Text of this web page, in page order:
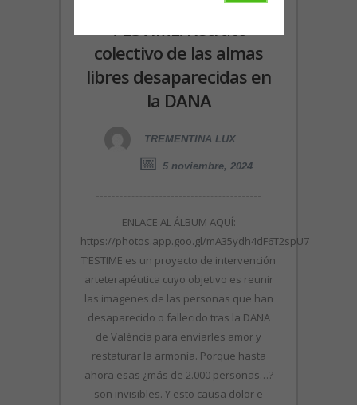
T’ESTIME. Retrato
colectivo de las almas
libres desaparecidas en
la DANA
TREMENTINA LUX
5 noviembre, 2024
ENLACE AL ÁLBUM AQUÍ:
https://photos.app.goo.gl/mA35ydh4dF6T2spU7
T’ESTIME es un proyecto de intervención
arteterapéutica cuyo objetivo es reunir
las imagenes de las personas que han
desaparecido o fallecido tras la DANA
de València para enviarles amor y
restaturar la armonía. Porque hasta
ahora esas ¿más de 2.000 personas…?
son invisibles. Y esto causa dolor e